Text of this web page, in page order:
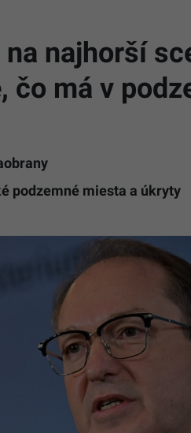
najhorší
čo má v
podzemné miesta a úkryty